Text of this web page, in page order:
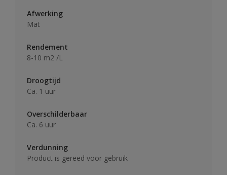
Afwerking
Mat
Rendement
8-10 m2 /L
Droogtijd
Ca. 1 uur
Overschilderbaar
Ca. 6 uur
Verdunning
Product is gereed voor gebruik